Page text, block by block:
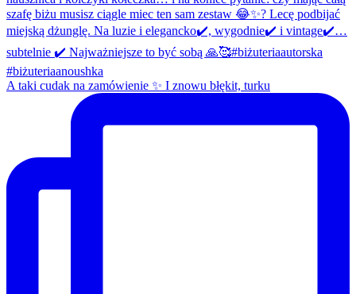
A taki cudak na zamówienie ✨ I znowu błękit, turku